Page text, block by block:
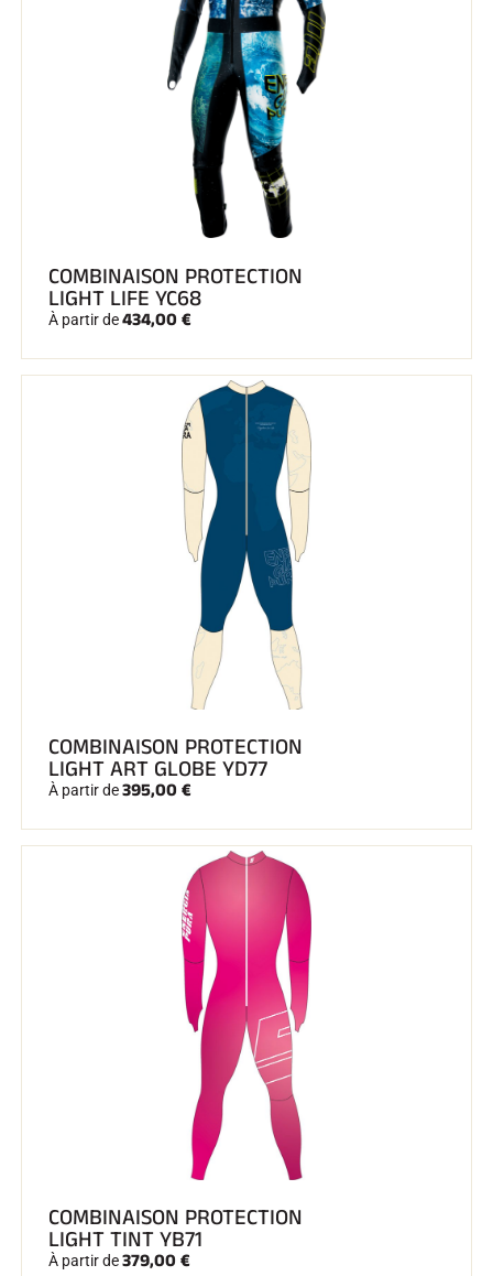
COMBINAISON PROTECTION
LIGHT LIFE YC68
À partir de434,00 €
COMBINAISON PROTECTION
LIGHT ART GLOBE YD77
À partir de395,00 €
COMBINAISON PROTECTION
LIGHT TINT YB71
À partir de379,00 €